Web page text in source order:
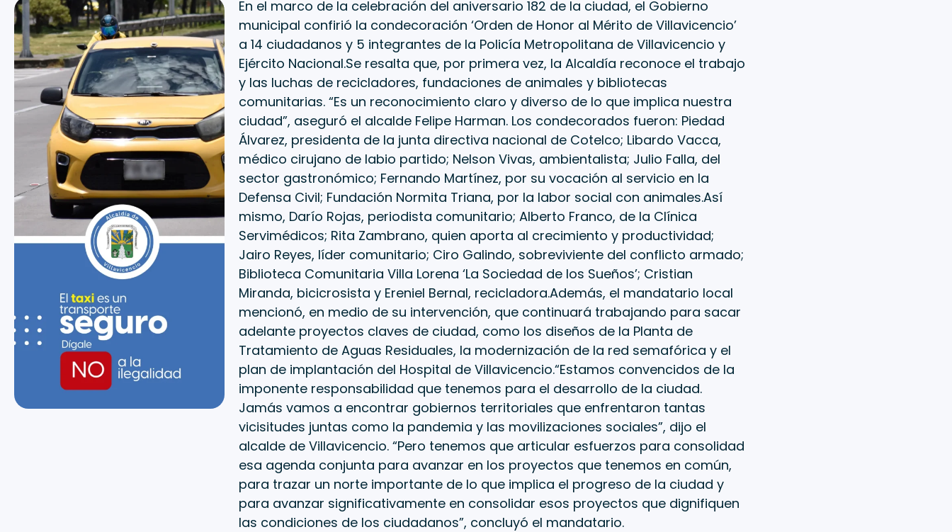
En el marco de la celebración del aniversario 182 de la ciudad, el Gobierno
municipal confirió la condecoración ‘Orden de Honor al Mérito de Villavicencio’
a 14 ciudadanos y 5 integrantes de la Policía Metropolitana de Villavicencio y
Ejército Nacional.Se resalta que, por primera vez, la Alcaldía reconoce el trabajo
y las luchas de recicladores, fundaciones de animales y bibliotecas
comunitarias. “Es un reconocimiento claro y diverso de lo que implica nuestra
ciudad”, aseguró el alcalde Felipe Harman. Los condecorados fueron: Piedad
Álvarez, presidenta de la junta directiva nacional de Cotelco; Libardo Vacca,
médico cirujano de labio partido; Nelson Vivas, ambientalista; Julio Falla, del
sector gastronómico; Fernando Martínez, por su vocación al servicio en la
Defensa Civil; Fundación Normita Triana, por la labor social con animales.Así
mismo, Darío Rojas, periodista comunitario; Alberto Franco, de la Clínica
Servimédicos; Rita Zambrano, quien aporta al crecimiento y productividad;
Jairo Reyes, líder comunitario; Ciro Galindo, sobreviviente del conflicto armado;
Biblioteca Comunitaria Villa Lorena ‘La Sociedad de los Sueños’; Cristian
Miranda, bicicrosista y Ereniel Bernal, recicladora.Además, el mandatario local
mencionó, en medio de su intervención, que continuará trabajando para sacar
adelante proyectos claves de ciudad, como los diseños de la Planta de
Tratamiento de Aguas Residuales, la modernización de la red semafórica y el
plan de implantación del Hospital de Villavicencio.“Estamos convencidos de la
imponente responsabilidad que tenemos para el desarrollo de la ciudad.
Jamás vamos a encontrar gobiernos territoriales que enfrentaron tantas
vicisitudes juntas como la pandemia y las movilizaciones sociales”, dijo el
alcalde de Villavicencio. “Pero tenemos que articular esfuerzos para consolidad
esa agenda conjunta para avanzar en los proyectos que tenemos en común,
para trazar un norte importante de lo que implica el progreso de la ciudad y
para avanzar significativamente en consolidar esos proyectos que dignifiquen
las condiciones de los ciudadanos”, concluyó el mandatario.